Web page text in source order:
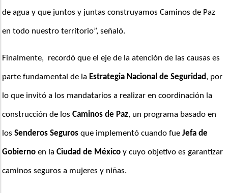
de agua y que juntos y juntas construyamos Caminos de Paz
en todo nuestro territorio”, señaló.
Finalmente,  recordó que el eje de la atención de las causas es
parte fundamental de la Estrategia Nacional de Seguridad, por
lo que invitó a los mandatarios a realizar en coordinación la
construcción de los Caminos de Paz, un programa basado en
los Senderos Seguros que implementó cuando fue Jefa de
Gobierno en la Ciudad de México y cuyo objetivo es garantizar
caminos seguros a mujeres y niñas.